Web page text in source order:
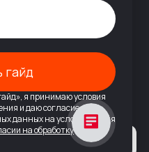
УНП 191376768,
1247700831377
18,
гайд
я принимаю условия
и даю согласие на
данных на условиях и для
на обработку